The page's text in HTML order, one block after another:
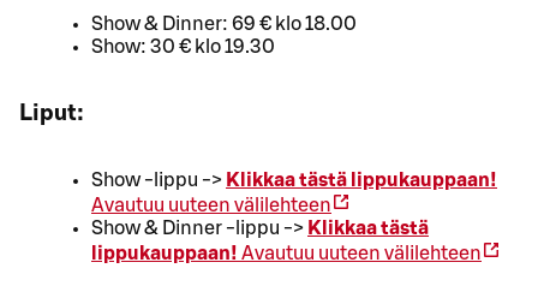
Show & Dinner: 69 € klo 18.00
Show: 30 € klo 19.30
Liput:
Show -lippu -> Klikkaa tästä lippukauppaan!
Avautuu uuteen välilehteen
Show & Dinner -lippu -> Klikkaa tästä
lippukauppaan! Avautuu uuteen välilehteen